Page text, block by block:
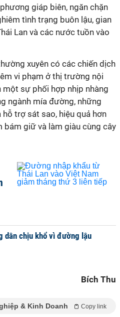
giáp biên, ngăn chặn
tình trạng buôn lậu, gian
Lan và các nước tuồn vào
xuyên có các chiến dịch
vi phạm ở thị trường nội
một sự phối hợp nhịp nhàng
ngành mía đường, những
trợ sát sao, hiệu quả hơn
bám giữ và làm giàu cùng cây
dân chịu khổ vì đường lậu
Bích Thu
& Kinh Doanh Copy link